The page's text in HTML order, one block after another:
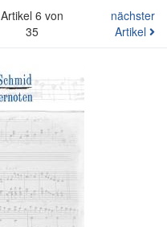
Artikel 6 von
35
nächster
Artikel